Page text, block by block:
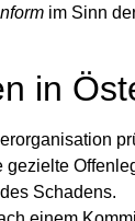
im Sinn
in
Schadens.